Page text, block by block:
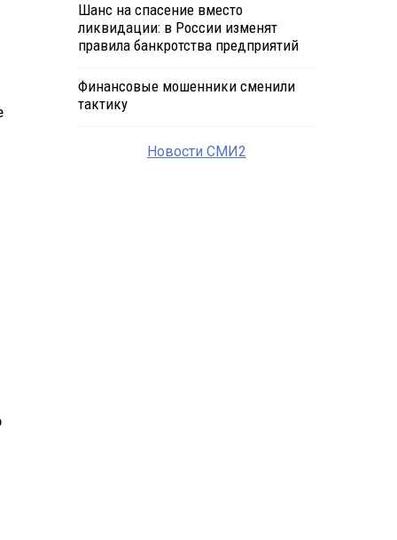
Шанс на спасение вместо
ликвидации: в России изменят
правила банкротства предприятий
Финансовые мошенники сменили
тактику
Новости СМИ2